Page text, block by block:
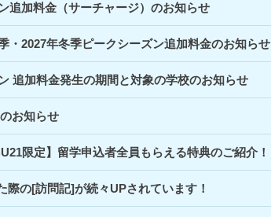
追加料金（サーチャージ）のお知らせ
・2027年冬季ピークシーズン追加料金のお知らせ
追加料金発生の期間と対象の学校のお知らせ
お知らせ
限定】留学申込者全員もらえる特典のご紹介！
の[訪問記]が続々UPされています！